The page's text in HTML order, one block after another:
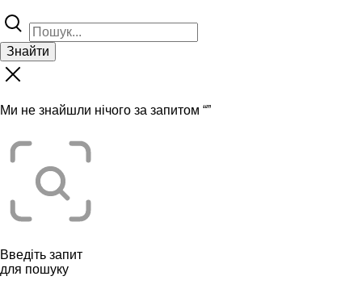
Знайти
Ми не знайшли нічого за запитом “”
Введіть запит
для пошуку